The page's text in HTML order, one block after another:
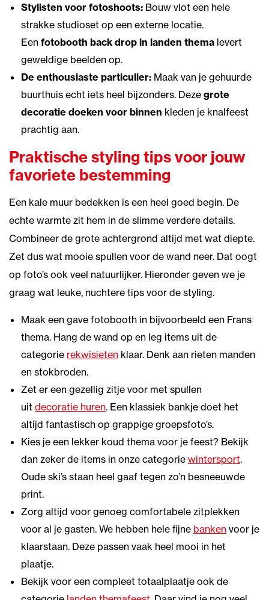
Stylisten voor fotoshoots: Bouw vlot een hele
strakke studioset op een externe locatie.
Een fotobooth back drop in landen thema levert
geweldige beelden op.
De enthousiaste particulier: Maak van je gehuurde
buurthuis echt iets heel bijzonders. Deze grote
decoratie doeken voor binnen kleden je knalfeest
prachtig aan.
Praktische styling tips voor jouw
favoriete bestemming
Een kale muur bedekken is een heel goed begin. De
echte warmte zit hem in de slimme verdere details.
Combineer de grote achtergrond altijd met wat diepte.
Zet dus wat mooie spullen voor de wand neer. Dat oogt
op foto’s ook veel natuurlijker. Hieronder geven we je
graag wat leuke, nuchtere tips voor de styling.
Maak een gave fotobooth in bijvoorbeeld een Frans
thema. Hang de wand op en leg items uit de
categorie rekwisieten klaar. Denk aan rieten manden
en stokbroden.
Zet er een gezellig zitje voor met spullen
uit decoratie huren. Een klassiek bankje doet het
altijd fantastisch op grappige groepsfoto’s.
Kies je een lekker koud thema voor je feest? Bekijk
dan zeker de items in onze categorie wintersport.
Oude ski’s staan heel gaaf tegen zo’n besneeuwde
print.
Zorg altijd voor genoeg comfortabele zitplekken
voor al je gasten. We hebben hele fijne banken voor je
klaarstaan. Deze passen vaak heel mooi in het
plaatje.
Bekijk voor een compleet totaalplaatje ook de